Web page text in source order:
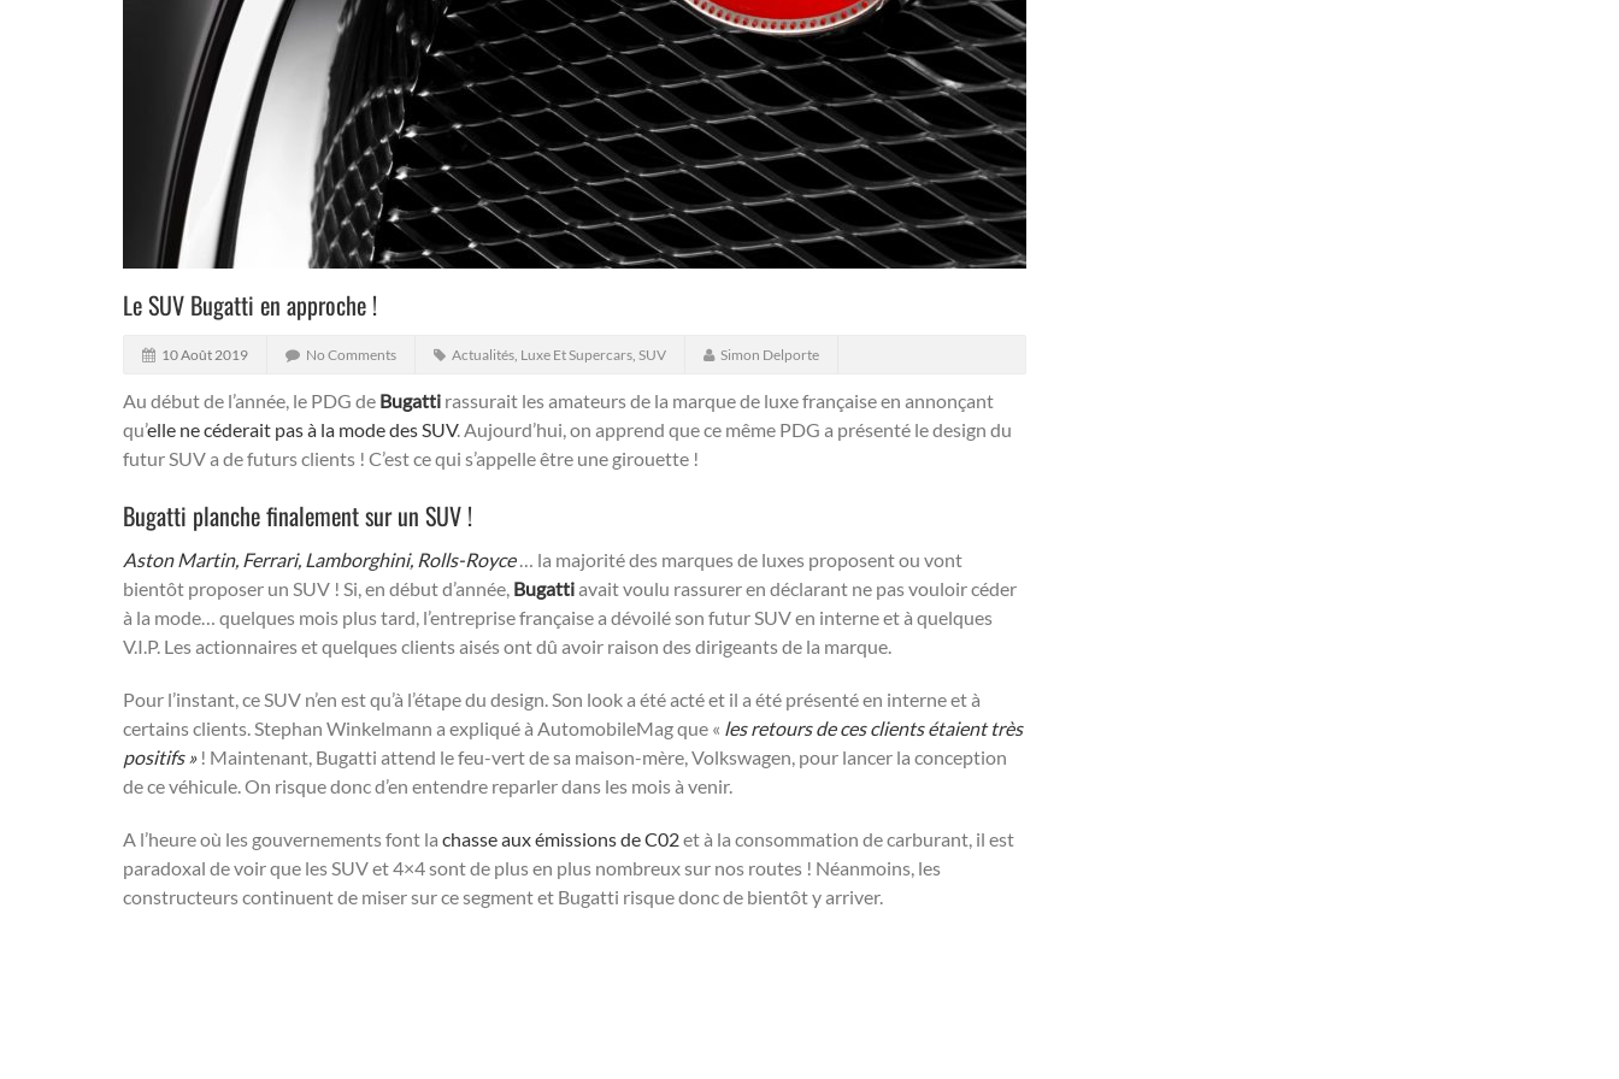
Le SUV Bugatti en approche !
10 Août 2019 No Comments Actualités, Luxe Et Supercars, SUV Simon Delporte
Au début de l’année, le PDG de Bugatti rassurait les amateurs de la marque de luxe française en annonçant
qu’elle ne céderait pas à la mode des SUV. Aujourd’hui, on apprend que ce même PDG a présenté le design du
futur SUV a de futurs clients ! C’est ce qui s’appelle être une girouette !
Bugatti planche finalement sur un SUV !
Aston Martin, Ferrari, Lamborghini, Rolls-Royce… la majorité des marques de luxes proposent ou vont
bientôt proposer un SUV ! Si, en début d’année, Bugattiavait voulu rassurer en déclarant ne pas vouloir céder
à la mode… quelques mois plus tard, l’entreprise française a dévoilé son futur SUV en interne et à quelques
V.I.P. Les actionnaires et quelques clients aisés ont dû avoir raison des dirigeants de la marque.
Pour l’instant, ce SUV n’en est qu’à l’étape du design. Son look a été acté et il a été présenté en interne et à
certains clients. Stephan Winkelmann a expliqué à AutomobileMag que « les retours de ces clients étaient très
positifs »! Maintenant, Bugatti attend le feu-vert de sa maison-mère, Volkswagen, pour lancer la conception
de ce véhicule. On risque donc d’en entendre reparler dans les mois à venir.
A l’heure où les gouvernements font la chasse aux émissions de C02et à la consommation de carburant, il est
paradoxal de voir que les SUV et 4×4 sont de plus en plus nombreux sur nos routes ! Néanmoins, les
constructeurs continuent de miser sur ce segment et Bugatti risque donc de bientôt y arriver.